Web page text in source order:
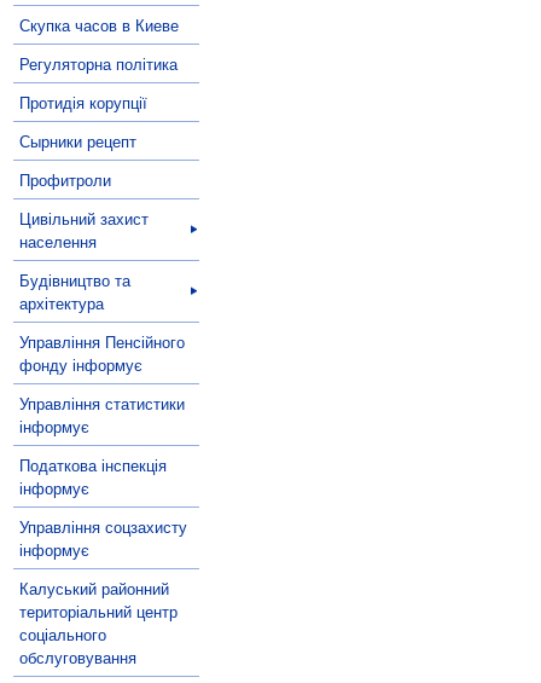
Скупка часов в Киеве
Регуляторна політика
Протидія корупції
Сырники рецепт
Профитроли
Цивільний захист
населення
Будівництво та
архітектура
Управління Пенсійного
фонду інформує
Управління статистики
інформує
Податкова інспекція
інформує
Управління соцзахисту
інформує
Калуський районний
територіальний центр
соціального
обслуговування